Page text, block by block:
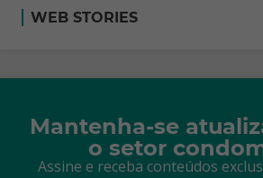
WEB STORIES
Mantenha-se
o setor
Assine e receba conteúdos